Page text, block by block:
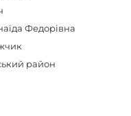
Федорівна
район